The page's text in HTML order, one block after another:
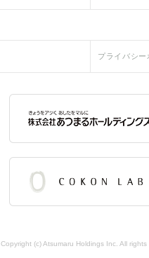
プライバシー
Copyright (c) Atsumaru Holdings Inc. All rights